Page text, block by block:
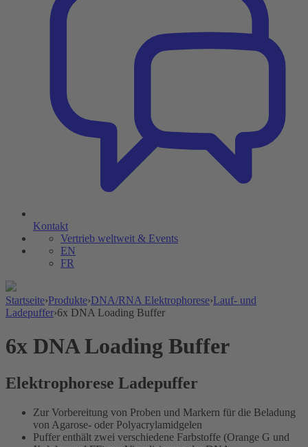
Kontakt
Vertrieb weltweit & Events
EN
FR
Startseite›Produkte›DNA/RNA Elektrophorese›Lauf- und
Ladepuffer›6x DNA Loading Buffer
6x DNA Loading Buffer
Elektrophorese Ladepuffer
Zur Vorbereitung von Proben und Markern für die Beladung
von Agarose- oder Polyacrylamidgelen
Puffer enthält zwei verschiedene Farbstoffe (Orange G und